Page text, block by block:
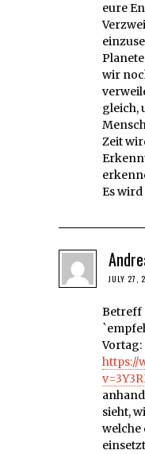
eure
wir
gleich,
Zeit
Es wird
JULY 27,
Betreff
Vortag:
https://
sieht,
welche